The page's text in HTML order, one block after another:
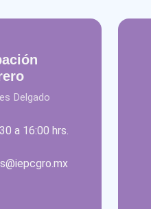
Delgado
a 16:00 hrs.